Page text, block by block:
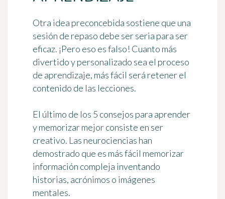
Otra idea preconcebida sostiene que una
sesión de repaso debe ser seria para ser
eficaz. ¡Pero eso es falso! Cuanto más
divertido y personalizado sea el proceso
de aprendizaje, más fácil será retener el
contenido de las lecciones.
El último de los 5 consejos para aprender
y memorizar mejor consiste en ser
creativo. Las neurociencias han
demostrado que es más fácil memorizar
información compleja inventando
historias, acrónimos o imágenes
mentales.